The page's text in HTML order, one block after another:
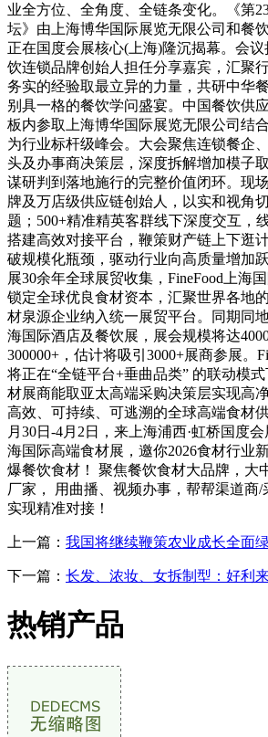
业全方位、全角度、全链条变化。《第
坛》由上海博华国际展览无限公司和餐
正在国度会展核心(上海)隆沉揭幕。会
饮连锁品牌创始人担任分享嘉宾，汇聚
务实的经验取最立异的力量，共研中华
别具一格的餐饮学问盛宴。中国餐饮供
板内参取上海博华国际展览无限公司结
为行业标杆级峰会。大会聚焦连锁餐企
头及办事商决策层，深度拆解增加模子
谋研判到落地施行的完整价值闭环。现
牌及万店级供应链创始人，以实和视角
题；500+精准精英客群线下深度交互，
搭建高效对接平台，鞭策财产链上下逛
破规模化瓶颈，驱动行业向高质量增加
展30余年全球展贸收集，FineFood上海
锁定全球优良食材资本，汇聚世界各地
材泉源企业纳入统一展贸平台。同期同
海国际酒店及餐饮展，展会规模将达
300000+，估计将吸引3000+展商参展。
将正在“全链平台+垂曲品类” 的联动模
材展商能取亚太高端采购决策层实现高
高效、可持续、可逃溯的全球高端食材
月30日-4月2日，来上海浦西·虹桥国度
海国际高端食材展，邀你2026食材行业
爆餐饮食材！ 聚焦餐饮食材大品牌，大
厂家， 用曲播、视频办事，帮帮渠道商
实现精准对接！
上一篇： 我国将继续鞭策农业成长全面
下一篇： 长发、浓妆、女拆制型：好利
热销产品